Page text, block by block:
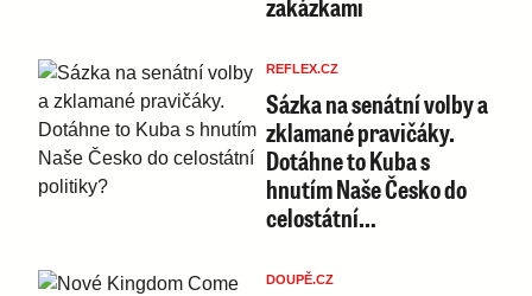
REFLEX.CZ
Sázka na senátní volby a
zklamané pravičáky.
Dotáhne to Kuba s
hnutím Naše Česko do
celostátní…
DOUPĚ.CZ